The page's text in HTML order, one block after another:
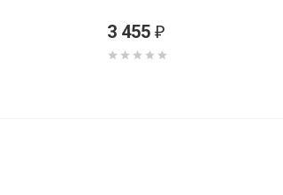
3 455 ₽
с черным (AM, Enduro,